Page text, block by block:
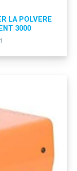
LA POLVERE
3000